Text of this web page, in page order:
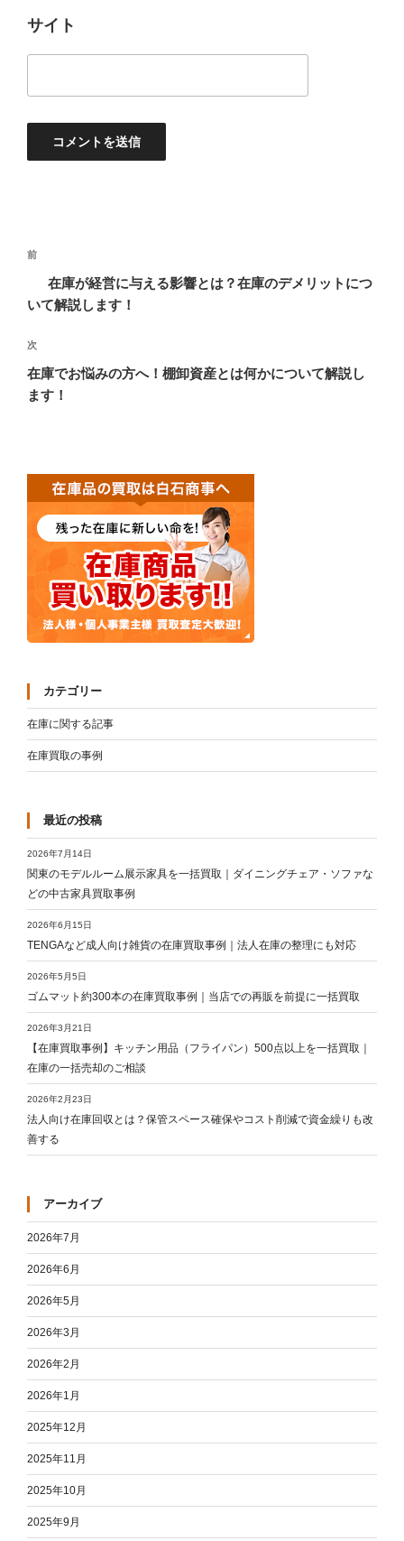
サイト
ナ
ー
シ
過
の
稿
前
在庫が経営に与える影響とは？在庫のデメリットにつ
いて解説します！
次
の
投
次
在庫でお悩みの方へ！棚卸資産とは何かについて解説し
ます！
カテゴリー
在庫に関する記事
在庫買取の事例
最近の投稿
関東のモデルルーム展示家具を一括買取｜ダイニングチェア・ソファな
どの中古家具買取事例
2026年7月14日
TENGAなど成人向け雑貨の在庫買取事例｜法人在庫の整理にも対応
2026年6月15日
ゴムマット約300本の在庫買取事例｜当店での再販を前提に一括買取
2026年5月5日
【在庫買取事例】キッチン用品（フライパン）500点以上を一括買取｜
在庫の一括売却のご相談
2026年3月21日
法人向け在庫回収とは？保管スペース確保やコスト削減で資金繰りも改
善する
2026年2月23日
アーカイブ
2026年7月
2026年6月
2026年5月
2026年3月
2026年2月
2026年1月
2025年12月
2025年11月
2025年10月
2025年9月